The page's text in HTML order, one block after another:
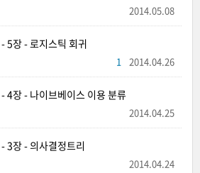
2014.05.08
5장 - 로지스틱 회귀
2014.04.26
1
4장 - 나이브베이스 이용 분류
2014.04.25
3장 - 의사결정트리
2014.04.24